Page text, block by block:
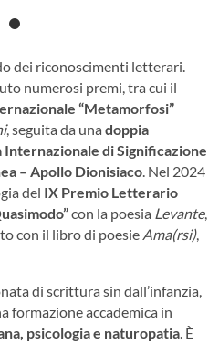
dei riconoscimenti letterari.
numerosi premi, tra cui il
“Metamorfosi”
, seguita da una doppia
Internazionale di Significazione
– Apollo Dionisiaco. Nel 2024
del IX Premio Letterario
con la poesia Levante,
con il libro di poesie Ama(rsi),
di scrittura sin dall’infanzia,
formazione accademica in
psicologia e naturopatia. È